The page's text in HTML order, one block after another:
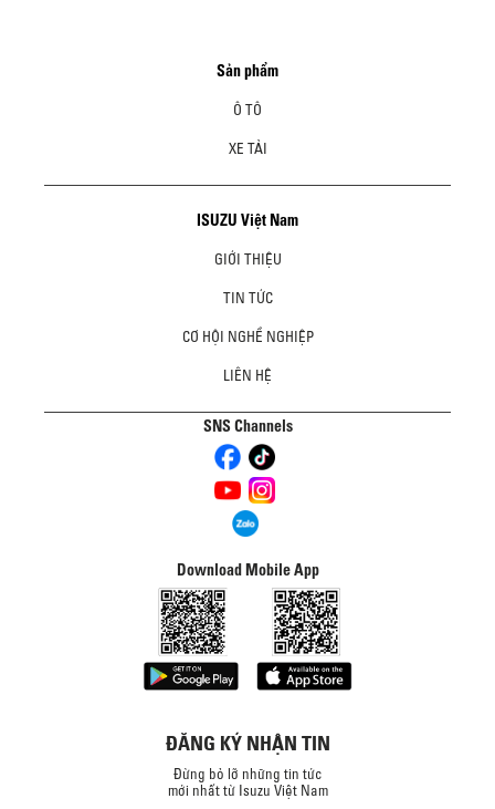
Sản phẩm
Ô TÔ
XE TẢI
ISUZU Việt Nam
GIỚI THIỆU
TIN TỨC
CƠ HỘI NGHỀ NGHIỆP
LIÊN HỆ
SNS Channels
Download Mobile App
ĐĂNG KÝ NHẬN TIN
Đừng bỏ lỡ những tin tức
mới nhất từ Isuzu Việt Nam